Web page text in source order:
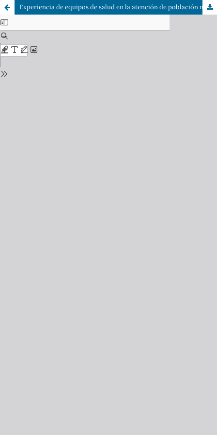
Experiencia de equipos de salud en la atención de población migrante internacional en APS en la comuna de la granja en el año 2021.